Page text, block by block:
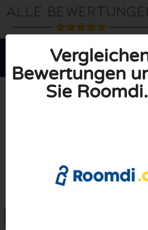
 
Bewertungen
Sie